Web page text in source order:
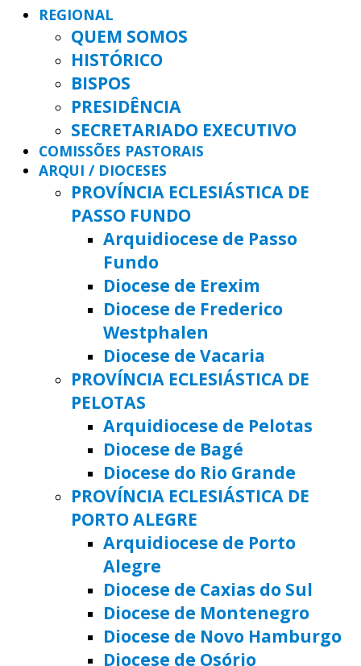
REGIONAL
QUEM SOMOS
HISTÓRICO
BISPOS
PRESIDÊNCIA
SECRETARIADO EXECUTIVO
COMISSÕES PASTORAIS
ARQUI / DIOCESES
PROVÍNCIA ECLESIÁSTICA DE
PASSO FUNDO
Arquidiocese de Passo
Fundo
Diocese de Erexim
Diocese de Frederico
Westphalen
Diocese de Vacaria
PROVÍNCIA ECLESIÁSTICA DE
PELOTAS
Arquidiocese de Pelotas
Diocese de Bagé
Diocese do Rio Grande
PROVÍNCIA ECLESIÁSTICA DE
PORTO ALEGRE
Arquidiocese de Porto
Alegre
Diocese de Caxias do Sul
Diocese de Montenegro
Diocese de Novo Hamburgo
Diocese de Osório